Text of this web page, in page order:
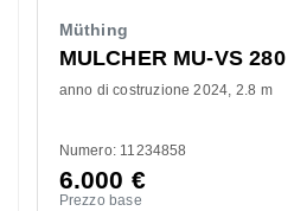
Müthing
MULCHER MU-VS 280
anno di costruzione 2024 2.8 m
Numero: 11234858
6.000 €
Prezzo base